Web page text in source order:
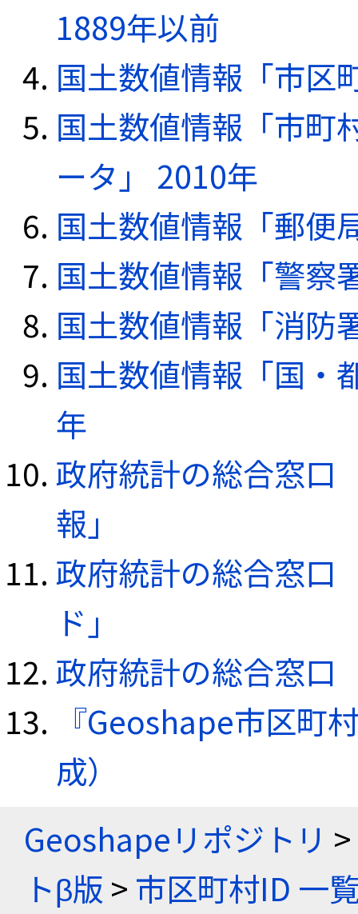
1889年以前
国土数値情報「市区
国土数値情報「市町
ータ」 2010年
国土数値情報「郵便
国土数値情報「警察
国土数値情報「消防
国土数値情報「国・
年
政府統計の総合窓口
報」
政府統計の総合窓口
ド」
政府統計の総合窓口
『Geoshape市区町
成）
Geoshapeリポジトリ >
トβ版 > 市区町村ID 一